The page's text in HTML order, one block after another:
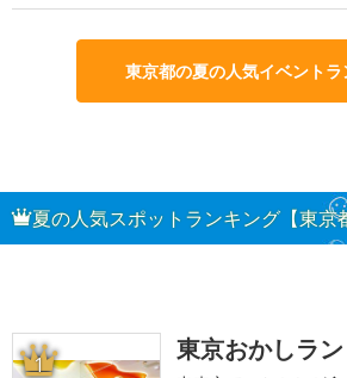
東京都の夏の人気イベント
夏の人気スポットランキング【東京
1 東京おかしラ